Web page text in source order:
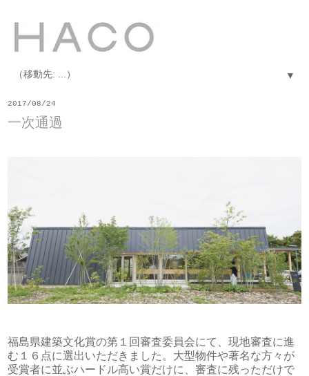
▼
2017/08/24
一次通過
福島県建築文化賞の第１回審査委員会にて、現地審査に進
む１６点に選出いただきました。大型物件や著名な方々が
受賞者に並ぶハードル高い賞だけに、審査に残っただけで